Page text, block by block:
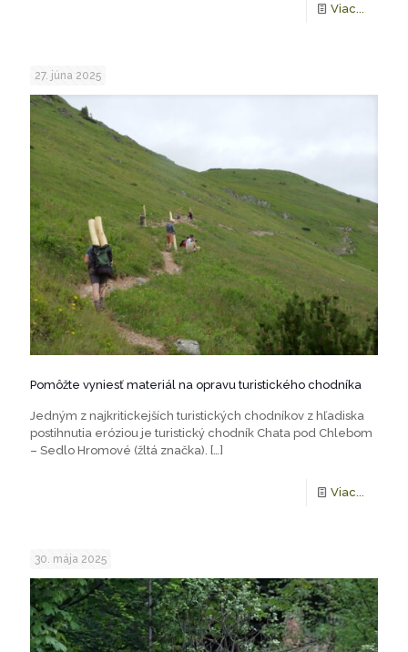
Viac...
27. júna 2025
Pomôžte vyniesť materiál na opravu turistického chodníka
Jedným z najkritickejších turistických chodníkov z hľadiska
postihnutia eróziou je turistický chodník Chata pod Chlebom
– Sedlo Hromové (žltá značka). […]
Viac...
30. mája 2025